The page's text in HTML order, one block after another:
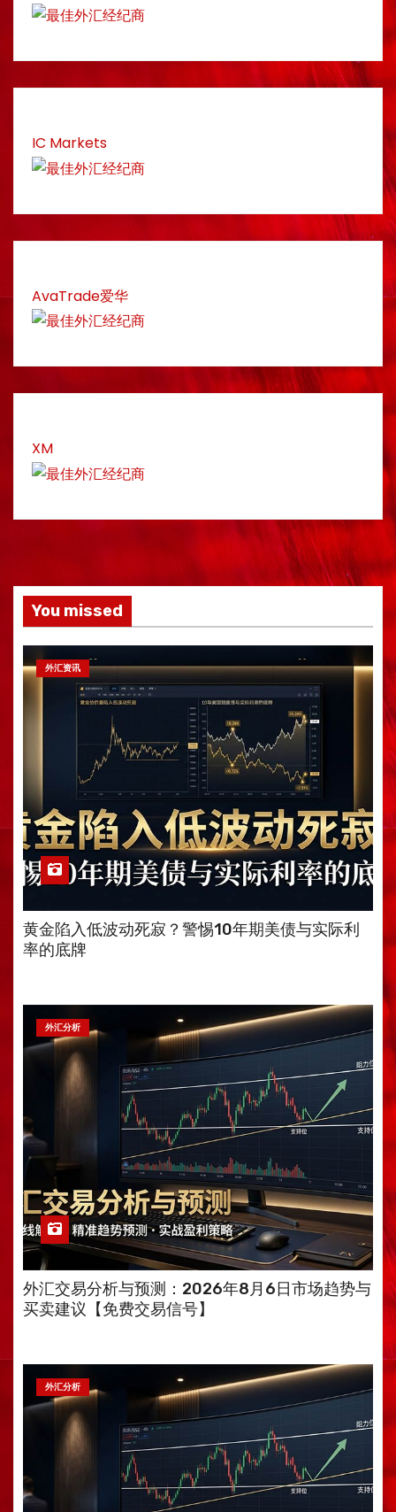
IC Markets
AvaTrade爱华
XM
You missed
外汇资讯
黄金陷入低波动死寂？警惕10年期美债与实际利
率的底牌
外汇分析
外汇交易分析与预测：2026年8月6日市场趋势与
买卖建议【免费交易信号】
外汇分析